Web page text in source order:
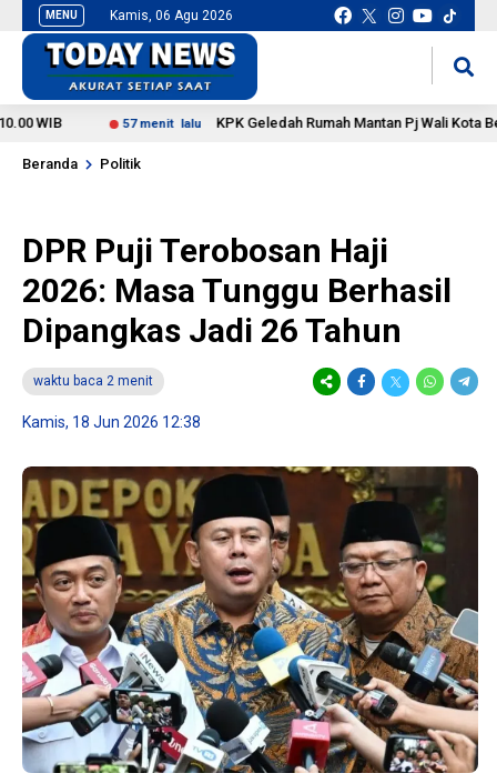
MENU Kamis, 06 Agu 2026
57 menit lalu KPK Geledah Rumah Mantan Pj Wali Kota
Beranda Politik
DPR Puji Terobosan Haji
2026: Masa Tunggu Berhasil
Dipangkas Jadi 26 Tahun
waktu baca 2 menit
Kamis, 18 Jun 2026 12:38
1 tahun lalu
Banyak Gugatan di
Pilkada 2024, Legislator
Ragukan SDM Bawaslu
10 bulan lalu
KPU
Keputusan
Capres-